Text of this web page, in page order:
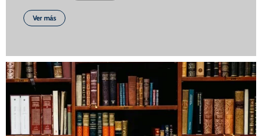
Ver más